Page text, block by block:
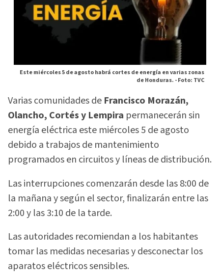
Este miércoles 5 de agosto habrá cortes de energía en varias zonas
de Honduras. -Foto: TVC
Varias comunidades de Francisco Morazán,
Olancho, Cortés y Lempira permanecerán sin
energía eléctrica este miércoles 5 de agosto
debido a trabajos de mantenimiento
programados en circuitos y líneas de distribución.
Las interrupciones comenzarán desde las 8:00 de
la mañana y según el sector, finalizarán entre las
2:00 y las 3:10 de la tarde.
Las autoridades recomiendan a los habitantes
tomar las medidas necesarias y desconectar los
aparatos eléctricos sensibles.